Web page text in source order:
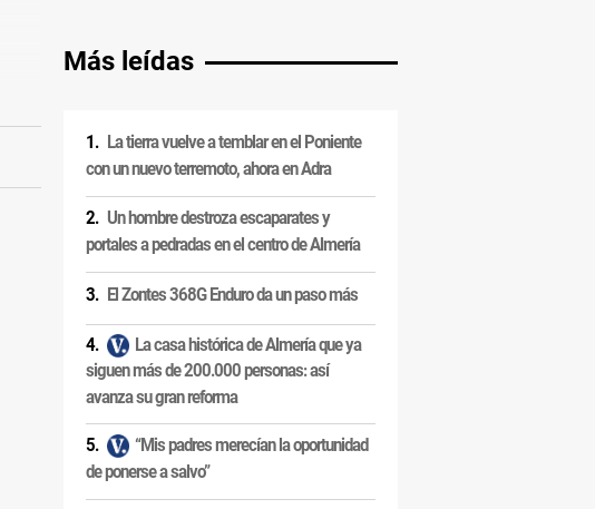
Más leídas
La tierra vuelve a temblar en el Poniente
con un nuevo terremoto, ahora en Adra
Un hombre destroza escaparates y
portales a pedradas en el centro de Almería
El Zontes 368G Enduro da un paso más
La casa histórica de Almería que ya
siguen más de 200.000 personas: así
avanza su gran reforma
“Mis padres merecían la oportunidad
de ponerse a salvo”